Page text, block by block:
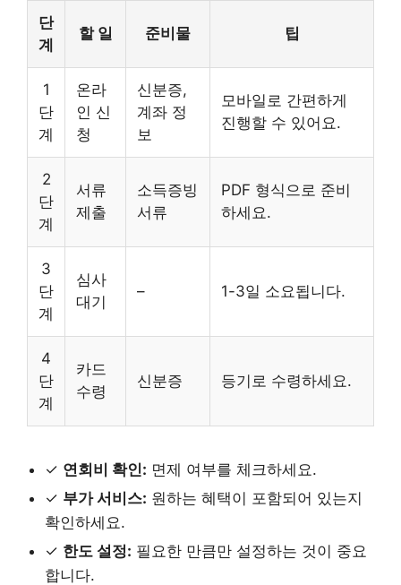
단
계
할 일 준비물 팁
1
단
계
온라
인 신
청
신분증,
계좌 정
보
모바일로 간편하게
진행할 수 있어요.
2
단
계
서류
제출
소득증빙
서류
PDF 형식으로 준비
하세요.
3
단
계
심사
대기
– 1-3일 소요됩니다.
4
단
계
카드
수령
신분증 등기로 수령하세요.
✓ 연회비 확인: 면제 여부를 체크하세요.
✓ 부가 서비스: 원하는 혜택이 포함되어 있는지
확인하세요.
✓ 한도 설정: 필요한 만큼만 설정하는 것이 중요
합니다.